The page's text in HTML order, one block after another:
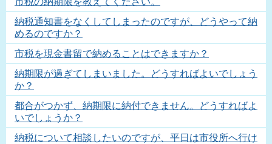
納税通知書をなくしてしまったのですが、どうやって納
めるのですか？
市税を現金書留で納めることはできますか？
納期限が過ぎてしまいました。どうすればよいでしょう
か？
都合がつかず、納期限に納付できません。どうすればよ
いでしょうか？
納税について相談したいのですが、平日は市役所へ行け